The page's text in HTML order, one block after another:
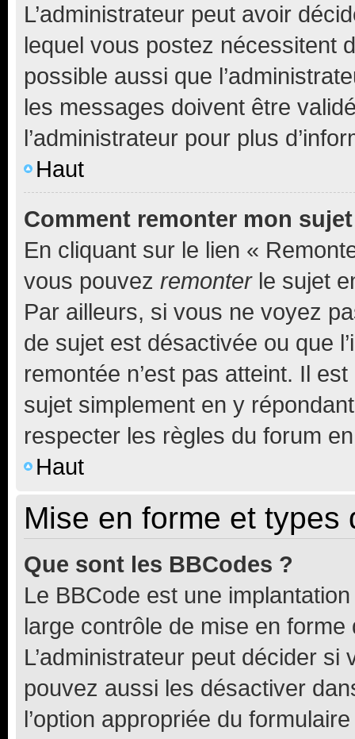
L’administrateur peut avoir
lequel vous postez nécessitent
possible aussi que
les messages doivent être
l’administrateur pour plus
Haut
Comment remonter mon
En cliquant sur le lien «
vous pouvez remonterle sujet
Par ailleurs, si vous ne voyez
de sujet est désactivée ou que
remontée n’est pas atteint. Il
sujet simplement en y
respecter les règles du forum
Haut
Mise en forme et types
Que sont les BBCodes ?
Le BBCode est une
large contrôle de mise en forme
L’administrateur peut décider
pouvez aussi les désactiver
l’option appropriée du